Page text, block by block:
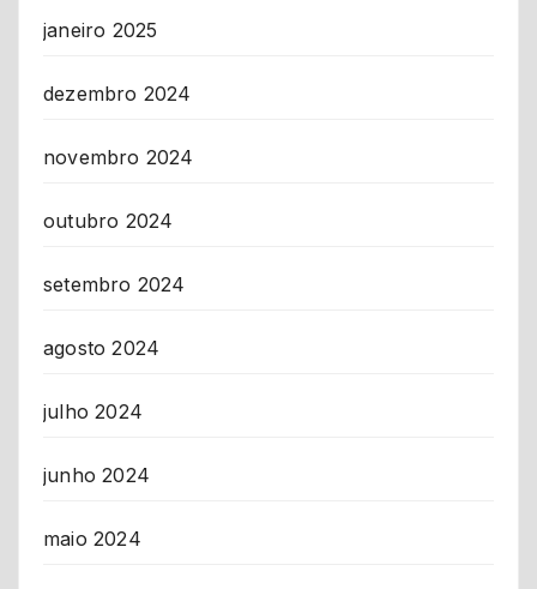
janeiro 2025
dezembro 2024
novembro 2024
outubro 2024
setembro 2024
agosto 2024
julho 2024
junho 2024
maio 2024